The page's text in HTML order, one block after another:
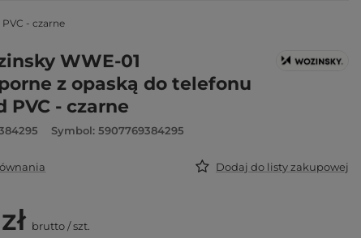
- czarne
WWE-01
z opaską do telefonu
PVC - czarne
Symbol: 5907769384295
Dodaj do listy zakupowej
brutto/szt.